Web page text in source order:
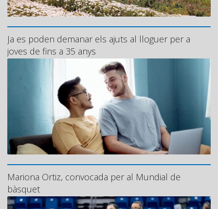
Ja es poden demanar els ajuts al lloguer per a
joves de fins a 35 anys
Mariona Ortiz, convocada per al Mundial de
bàsquet